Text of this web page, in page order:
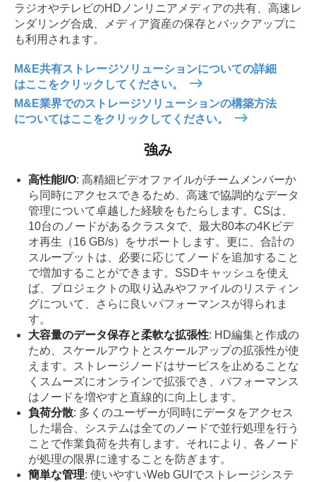
ラジオやテレビのHDノンリニアメディアの共有、高速レ
ンダリング合成、メディア資産の保存とバックアップに
も利用されます。
M&E共有ストレージソリューションについての詳細
はここをクリックしてください。
M&E業界でのストレージソリューションの構築方法
についてはここをクリックしてください。
強み
高性能I/O: 高精細ビデオファイルがチームメンバーか
ら同時にアクセスできるため、高速で協調的なデータ
管理について卓越した経験をもたらします。CSは、
10台のノードがあるクラスタで、最大80本の4Kビデ
オ再生（16 GB/s）をサポートします。更に、合計の
スループットは、必要に応じてノードを追加すること
で増加することができます。SSDキャッシュを使え
ば、プロジェクトの取り込みやファイルのリスティン
グについて、さらに良いパフォーマンスが得られま
す。
大容量のデータ保存と柔軟な拡張性: HD編集と作成の
ため、スケールアウトとスケールアップの拡張性が使
えます。ストレージノードはサービスを止めることな
くスムーズにオンラインで拡張でき、パフォーマンス
はノードを増やすと直線的に向上します。
負荷分散: 多くのユーザーが同時にデータをアクセス
した場合、システムは全てのノードで並行処理を行う
ことで作業負荷を共有します。それにより、各ノード
が処理の限界に達することを防ぎます。
簡単な管理: 使いやすいWeb GUIでストレージシステ